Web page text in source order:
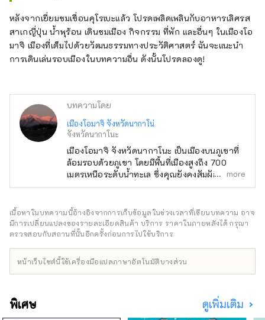
หลังจากเยี่ยมชมเขื่อนคุโรเบะแล้ว โปรดเพลิดเพลินกับอาหารเลิศรส
สาเกญี่ปุ่น น้ำพุร้อน เดินชมเมือง กิจกรรม ที่พัก และอื่นๆ ในเมืองโอ
มาจิ เมืองที่เต็มไปด้วยวัฒนธรรมทางประวัติศาสตร์ ฉันจะแนะนำ
การเดินเล่นรอบเมืองในบทความอื่น ดังนั้นโปรดลองดู!
บทความโดย
เมืองโอมาจิ จังหวัดนากาโน่
จังหวัดนากาโนะ
เมืองโอมาจิ จังหวัดนากาโนะ เป็นเมืองบนภูเขาที่
ล้อมรอบด้วยภูเขา โดยมีพื้นที่เมืองสูงถึง 700
เมตรเหนือระดับน้ำทะเล ซึ่งคุณยังคงสัมผัสได้ถึง
วัฒนธรรมในสมัยที่เจริญรุ่งเรืองในฐานะเมืองหลัง
เฉพาะด้วยทิวทัศน์อันน่าประทับใจของเทือกเขา
แอลป์ตอนเหนือเมื่อมองจากเมือง ความใกล้ชิดกับ
ธรรมชาติอันงดงาม และความสามารถในการเดิน
ไปด้วย เป็นเมืองเล็กๆ ที่มีประชากรเพียงไม่ถึง
ยามะคุโรเบะ'' ซึ่งเป็นเส้นทางท่องเที่ยวบนภูเขาที่
คุณสามารถเดินผ่าน ``โอตานิที่เต็มไปด้วยหิมะใน
more
เนื้อหาในบทความนี้อ้างอิงจากการเก็บข้อมูลในช่วงเวลาที่เขียนบทความ อาจ
มีการเปลี่ยนแปลงของรายละเอียดสินค้า บริการ ราคาในภายหลังได้ กรุณา
ตรวจสอบกับสถานที่นั้นอีกครั้งก่อนการไปใช้บริการ
หน้าเว็บไซต์นี้ใช้เครื่องมือแปลภาษาอัตโนมัติบางส่วน
พิเศษ ดูเพิ่มเติม